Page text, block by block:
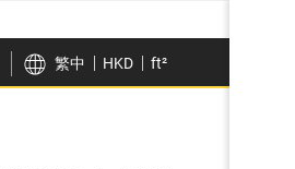
繁中 HKD ft²